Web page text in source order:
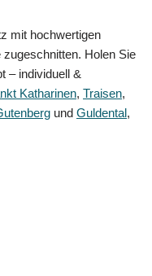
mit hochwertigen
Holen Sie
– individuell &
Katharinen, Traisen,
und Guldental,